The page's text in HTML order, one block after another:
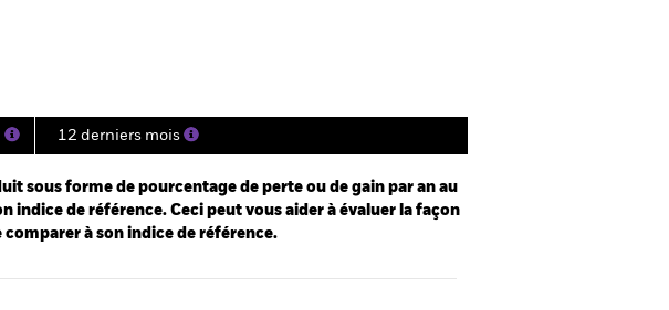
12 derniers mois
sous forme de pourcentage de perte ou de gain par an au
indice de référence. Ceci peut vous aider à évaluer la façon
comparer à son indice de référence.